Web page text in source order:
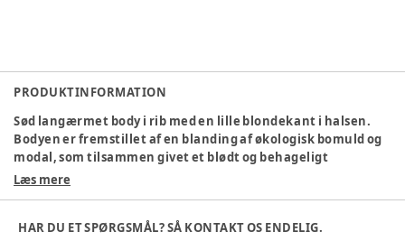
PRODUKTINFORMATION
Sød langærmet body i rib med en lille blondekant i halsen.
Bodyen er fremstillet af en blanding af økologisk bomuld og
modal, som tilsammen givet et blødt og behageligt
materiale samtidig med en fantastisk pasform.
Farve:Beige
Køn: Pige
Læs mere
HAR DU ET SPØRGSMÅL? SÅ KONTAKT OS ENDELIG.